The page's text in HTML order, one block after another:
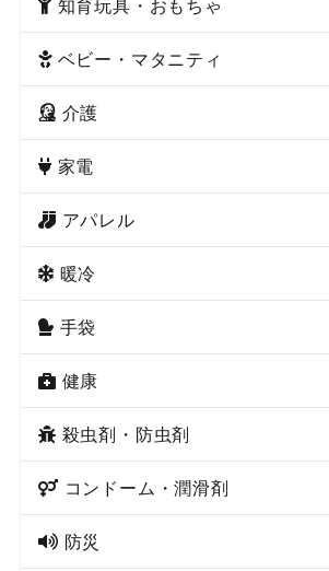
ベビー・マタニティ
介護
家電
アパレル
暖冷
手袋
健康
殺虫剤・防虫剤
コンドーム・潤滑剤
防災